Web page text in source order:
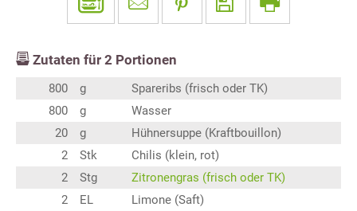
Zutaten für 2 Portionen
800 g
Spareribs (frisch oder TK)
800
g
Wasser
20
g
Hühnersuppe (Kraftbouillon)
2
Stk
Chilis (klein, rot)
2
Stg
Zitronengras (frisch oder TK)
2
EL
Limone (Saft)